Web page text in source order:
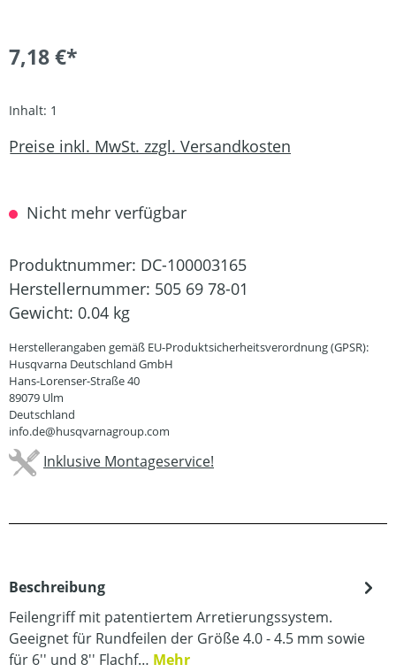
7,18 €*
Inhalt: 1
Preise inkl. MwSt. zzgl. Versandkosten
Nicht mehr verfügbar
Produktnummer: DC-100003165
Herstellernummer: 505 69 78-01
Gewicht: 0.04 kg
Herstellerangaben gemäß EU-Produktsicherheitsverordnung (GPSR):
Husqvarna Deutschland GmbH
Hans-Lorenser-Straße 40
89079 Ulm
Deutschland
info.de@husqvarnagroup.com
Inklusive Montageservice!
Beschreibung
Feilengriff mit patentiertem Arretierungssystem.
Geeignet für Rundfeilen der Größe 4.0 - 4.5 mm sowie
für 6'' und 8'' Flachf… Mehr